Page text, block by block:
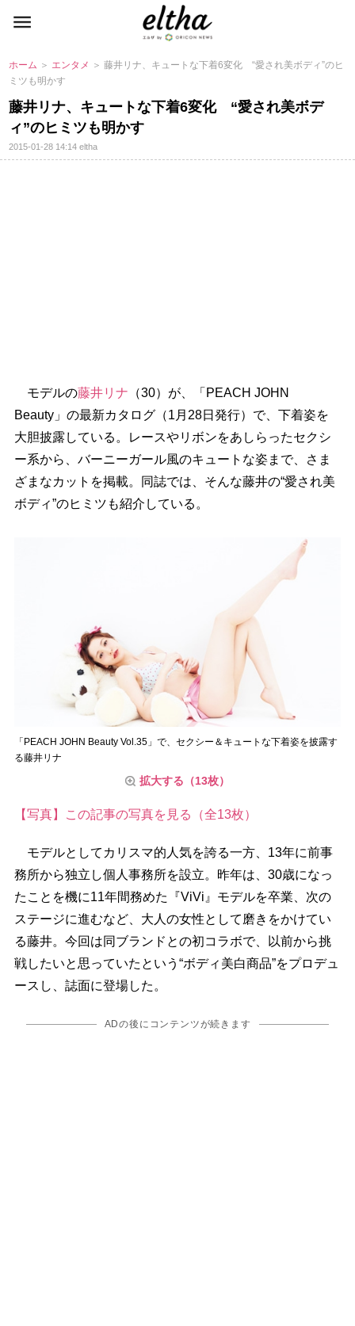
ホーム ＞ エンタメ ＞ 藤井リナ、キュートな下着6変化 “愛され美ボディ”のヒ
ミツも明かす
藤井リナ、キュートな下着6変化 “愛され美ボデ
ィ”のヒミツも明かす
2015-01-28 14:14eltha
モデルの藤井リナ （30）が、「PEACH JOHN
Beauty」の最新カタログ（1月28日発行）で、下着姿を
大胆披露している。レースやリボンをあしらったセクシ
ー系から、バーニーガール風のキュートな姿まで、さま
ざまなカットを掲載。同誌では、そんな藤井の“愛され美
ボディ”のヒミツも紹介している。
「PEACH JOHN Beauty Vol.35」で、セクシー＆キュートな下着姿を披露す
る藤井リナ
拡大する（13枚）
【写真】この記事の写真を見る（全13枚）
モデルとしてカリスマ的人気を誇る一方、13年に前事
務所から独立し個人事務所を設立。昨年は、30歳になっ
たことを機に11年間務めた『ViVi』モデルを卒業、次の
ステージに進むなど、大人の女性として磨きをかけてい
る藤井。今回は同ブランドとの初コラボで、以前から挑
戦したいと思っていたという“ボディ美白商品”をプロデュ
ースし、誌面に登場した。
ADの後にコンテンツが続きます